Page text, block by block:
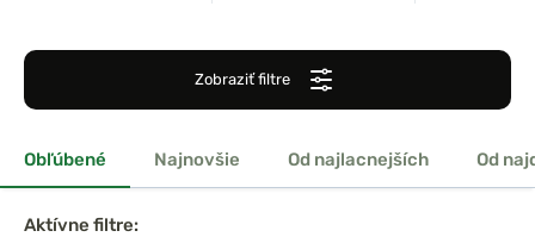
Zobraziť filtre
Obľúbené Najnovšie Od najlacnejších Od
Aktívne filtre: